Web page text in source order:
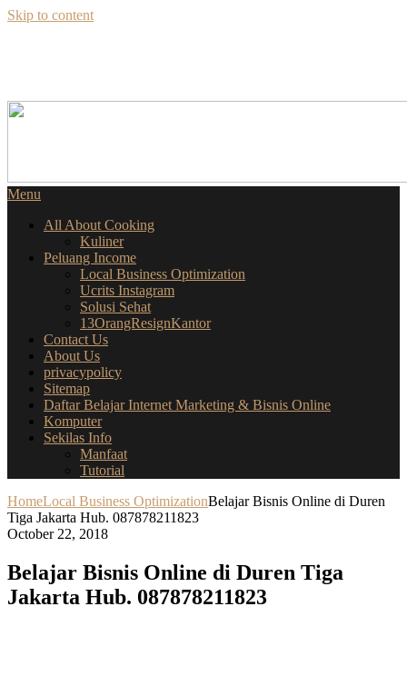
Skip to content
Menu
All About Cooking
Kuliner
Peluang Income
Local Business Optimization
Ucrits Instagram
Solusi Sehat
13OrangResignKantor
Contact Us
About Us
privacypolicy
Sitemap
Daftar Belajar Internet Marketing & Bisnis Online
Komputer
Sekilas Info
Manfaat
Tutorial
HomeLocal Business OptimizationBelajar Bisnis Online di Duren
Tiga Jakarta Hub. 087878211823
October 22, 2018
Belajar Bisnis Online di Duren Tiga
Jakarta Hub. 087878211823